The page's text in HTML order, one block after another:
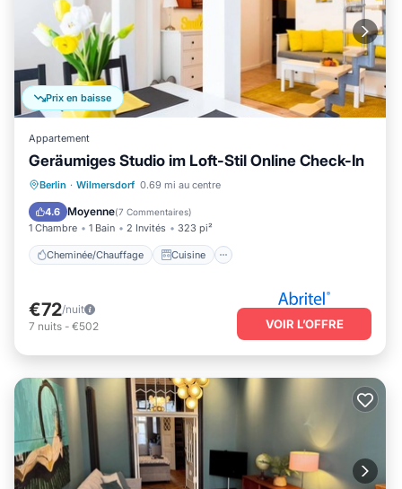
Prix en baisse
Appartement
Geräumiges Studio im Loft-Stil Online Check-In
Berlin · Wilmersdorf 0.69 mi au centre
4.6 Moyenne(7 Commentaires)
1 Chambre 1 Bain 2 Invités 323 pi²
Cheminée/Chauffage Cuisine
Cheminée/Chauffage
Cuisine
Internet
Adapté aux enfants
€72/nuit
7 nuits - €502 VOIR L’OFFRE